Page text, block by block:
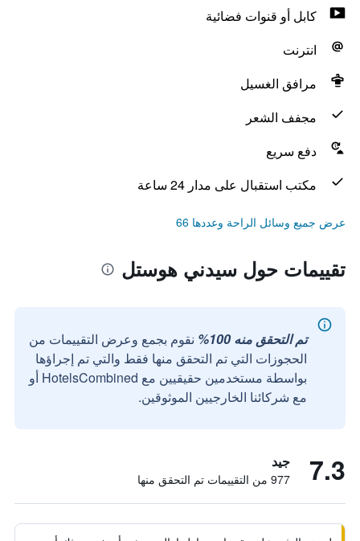
كابل أو قنوات فضائية
انترنت
مرافق الغسيل
مجفف الشعر
دفع سريع
مكتب استقبال على مدار 24 ساعة
عرض جميع وسائل الراحة وعددها 66
تقييمات حول سيدني هوستل
تم التحقق منه 100%
نقوم بجمع وعرض التقييمات من
الحجوزات التي تم التحقق منها فقط والتي تم إجراؤها
بواسطة مستخدمين حقيقيين مع HotelsCombined أو
مع شركائنا الخارجيين الموثوقين.
7.3 جيد
977 من التقييمات تم التحقق منها